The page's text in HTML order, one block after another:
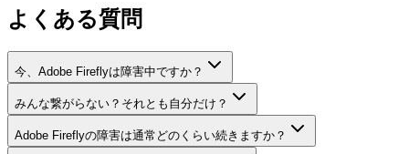
よくある質問
今、Adobe Fireflyは障害中ですか？
みんな繋がらない？それとも自分だけ？
Adobe Fireflyの障害は通常どのくらい続きますか？